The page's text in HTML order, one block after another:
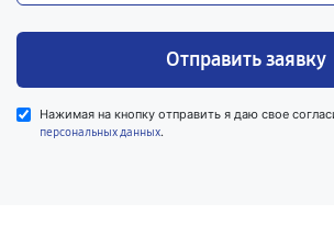
Отправить заявку
Нажимая на кнопку отправить я даю свое
персональных данных.